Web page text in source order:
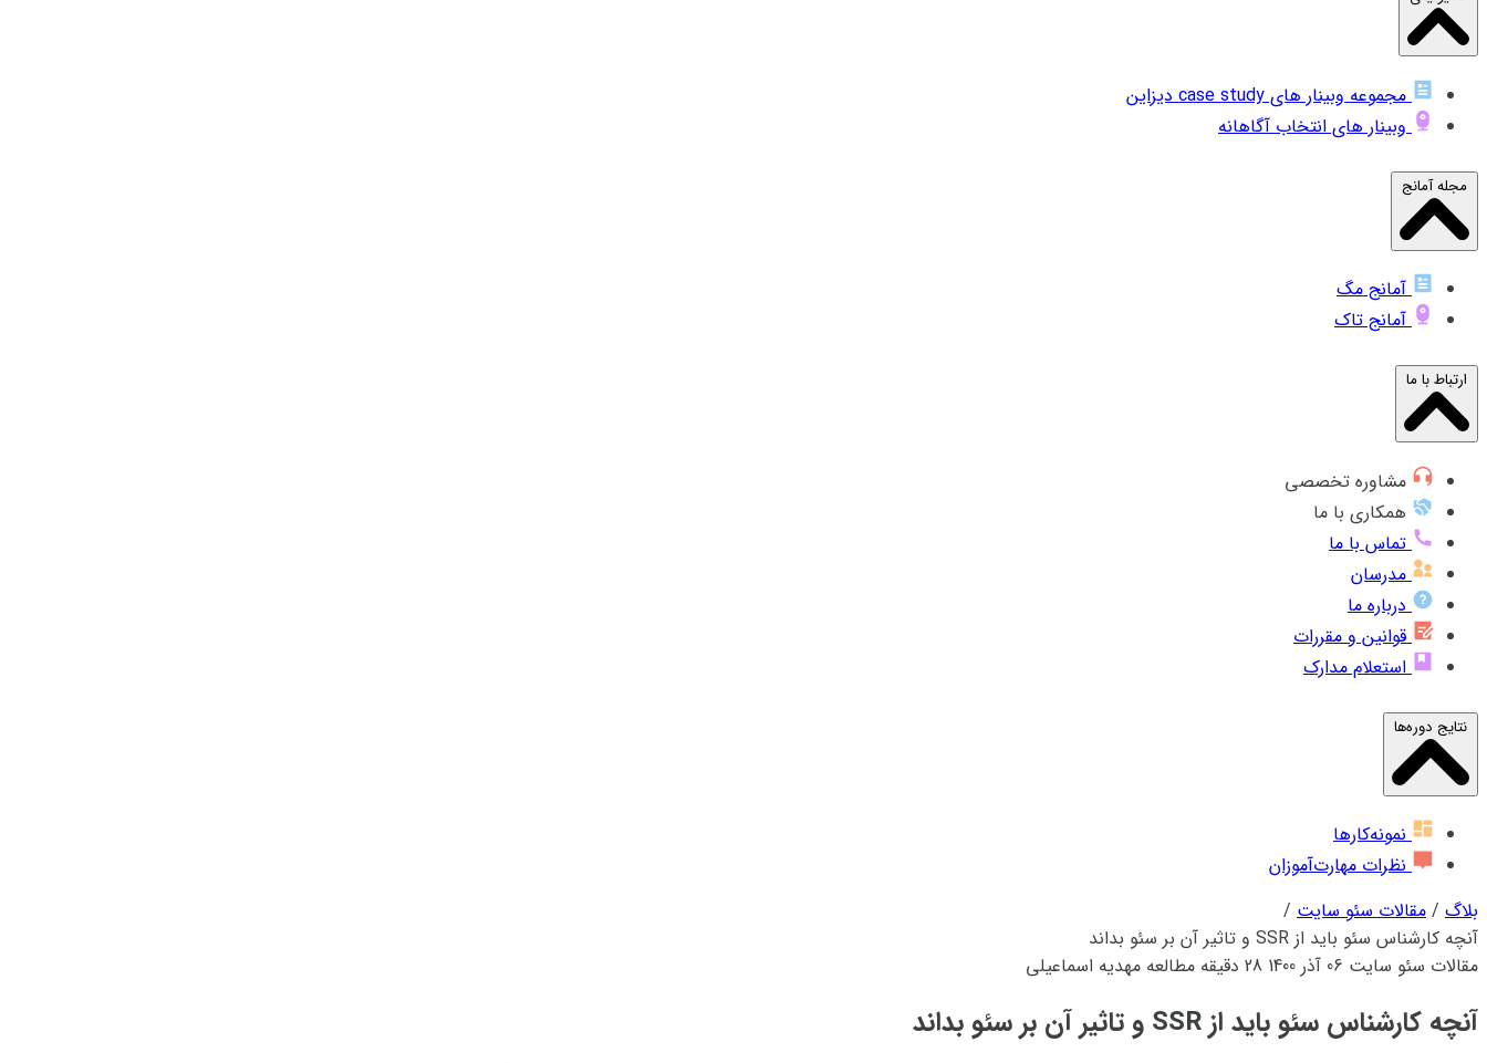
مجموعه وبینار های case study دیزاین
وبینار های انتخاب آگاهانه
مجله آمانج
آمانج مگ
آمانج تاک
ارتباط با ما
مشاوره تخصصی
همکاری با ما
تماس با ما
مدرسان
درباره ما
قوانین و مقررات
استعلام مدارک
نتایج دوره‌ها
نمونه‌کارها
نظرات مهارت‌آموزان
بلاگ / مقالات سئو سایت /
آنچه کارشناس سئو باید از SSR و تاثیر آن بر سئو بداند
مقالات سئو سایت 06 آذر 1400 28 دقیقه مطالعه مهدیه اسماعیلی
آنچه کارشناس سئو باید از SSR و تاثیر آن بر سئو بداند